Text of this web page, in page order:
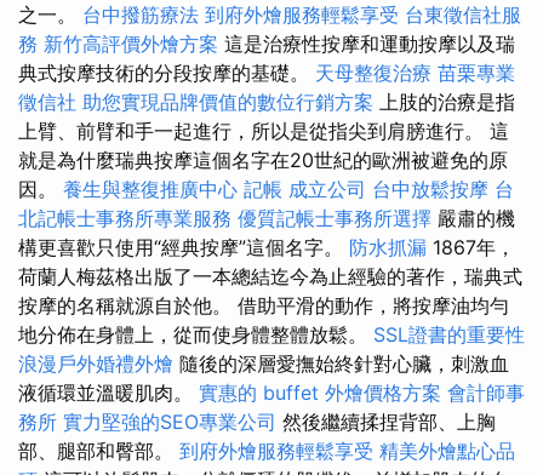
之一。 台中撥筋療法 到府外燴服務輕鬆享受 台東徵信社服
務 新竹高評價外燴方案 這是治療性按摩和運動按摩以及瑞
典式按摩技術的分段按摩的基礎。 天母整復治療 苗栗專業
徵信社 助您實現品牌價值的數位行銷方案 上肢的治療是指
上臂、前臂和手一起進行，所以是從指尖到肩膀進行。 這
就是為什麼瑞典按摩這個名字在20世紀的歐洲被避免的原
因。 養生與整復推廣中心 記帳 成立公司 台中放鬆按摩 台
北記帳士事務所專業服務 優質記帳士事務所選擇 嚴肅的機
構更喜歡只使用“經典按摩”這個名字。 防水抓漏 1867年，
荷蘭人梅茲格出版了一本總結迄今為止經驗的著作，瑞典式
按摩的名稱就源自於他。 借助平滑的動作，將按摩油均勻
地分佈在身體上，從而使身體整體放鬆。 SSL證書的重要性
浪漫戶外婚禮外燴 隨後的深層愛撫始終針對心臟，刺激血
液循環並溫暖肌肉。 實惠的 buffet 外燴價格方案 會計師事
務所 實力堅強的SEO專業公司 然後繼續揉捏背部、上胸
部、腿部和臀部。 到府外燴服務輕鬆享受 精美外燴點心品